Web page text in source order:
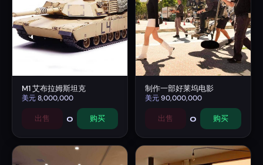
M1 艾布拉姆斯坦克
美元8,000,000
出售 0 购买
制作一部好莱坞电影
美元90,000,000
出售 0 购买